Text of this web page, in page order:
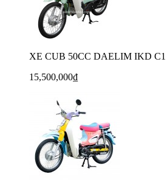
XE CUB 50CC DAELIM IKD C1
15,500,000₫